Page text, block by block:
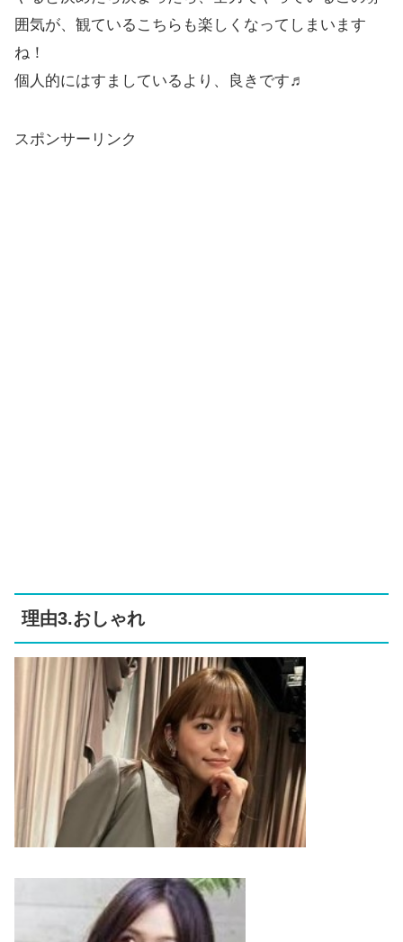
囲気が、観ているこちらも楽しくなってしまいます
ね！
個人的にはすましているより、良きです♬
スポンサーリンク
理由3.おしゃれ